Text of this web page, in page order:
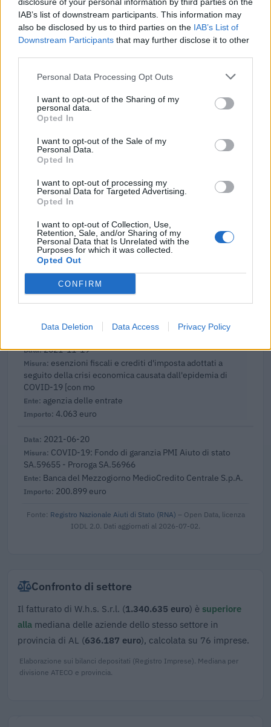
IAB’s list of downstream participants. This information may
also be disclosed by us to third parties on the IAB’s List of
Downstream Participants that may further disclose it to other
Personal Data Processing Opt Outs
I want to opt-out of the Sharing of my
personal data.
Opted In
I want to opt-out of the Sale of my
Personal Data.
Opted In
I want to opt-out of processing my
Personal Data for Targeted Advertising.
Opted In
I want to opt-out of Collection, Use,
Retention, Sale, and/or Sharing of my
Personal Data that Is Unrelated with the
Purposes for which it was collected.
Opted Out
CONFIRM
Data Deletion Data Access Privacy Policy
64.000 euro
2023-05-16
SA 101076)
10.673 euro
esenzioni fiscali e crediti d'imposta adottati a
seguito della crisi economica causata dall'epidemia di
COVID-19 [con mo
agenzia delle entrate
934 euro
Fondo di garanzia per le piccole e medie imprese
Banca del Mezzogiorno MedioCredito Centrale S.p.A.
120.000 euro
2022-11-04
Fondo di garanzia per le piccole e medie imprese
48.000 euro
2021-11-19
esenzioni fiscali e crediti d'imposta adottati a
seguito della crisi economica causata dall'epidemia di
COVID-19 [con mo
agenzia delle entrate
4.063 euro
2021-06-20
COVID-19: Fondo di garanzia PMI Aiuto di stato
SA.59655 - Proroga SA.56966
Banca del Mezzogiorno MedioCredito Centrale S.p.A.
200.899 euro
Fonte: Registro Nazionale Aiuti di Stato (RNA) – Open Data, licenza
IODL 2.0. Dati aggiornati al 2026-07-02.
Confronto di settore
Il fatturato di W.h.s. S.r.l. (1.340.635 euro) è superiore
alla mediana delle aziende dello stesso settore in
provincia di AL (636.187 euro), calcolata su 76 imprese.
Elaborazione sui bilanci depositati (Registro Imprese). Mediana per
divisione ATECO e provincia.